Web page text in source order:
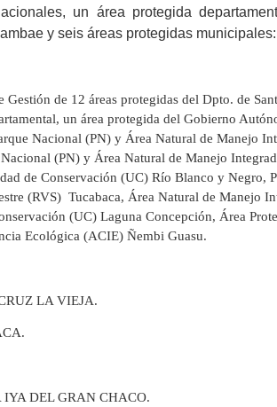
un área protegida
y seis áreas protegidas municipales:
de 12 áreas protegidas del Dpto. de
un área protegida del Gobierno
Nacional (PN) y Área Natural de Manejo
Nacional (PN) y Área Natural de Manejo
de Conservación (UC) Río Blanco y Negro,
(RVS) Tucabaca, Área Natural de Manejo
(UC) Laguna Concepción, Área
Ecológica (ACIE) Ñembi Guasu.
LA VIEJA.
DEL GRAN CHACO.